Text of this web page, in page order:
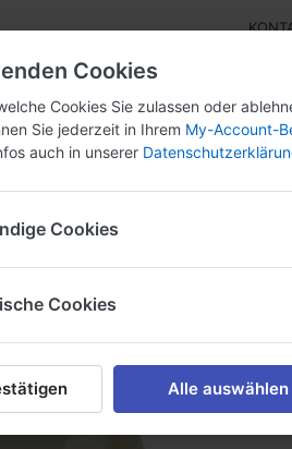
Cookies
Cookies Sie zulassen oder
Sie jederzeit in Ihrem My-Account-
auch in unserer
Cookies
Cookies
Alle auswählen